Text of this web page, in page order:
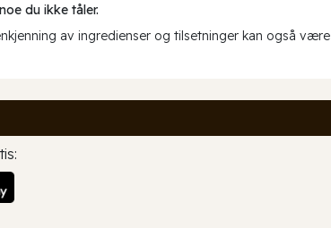
du ikke tåler.
av ingredienser og tilsetninger kan også være